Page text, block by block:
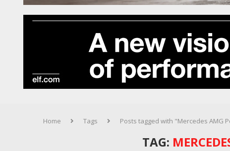
Home Tags Posts tagged with "Mercedes AMG
TAG: